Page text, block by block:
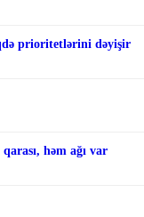
prioritetlərini dəyişir
həm ağı var